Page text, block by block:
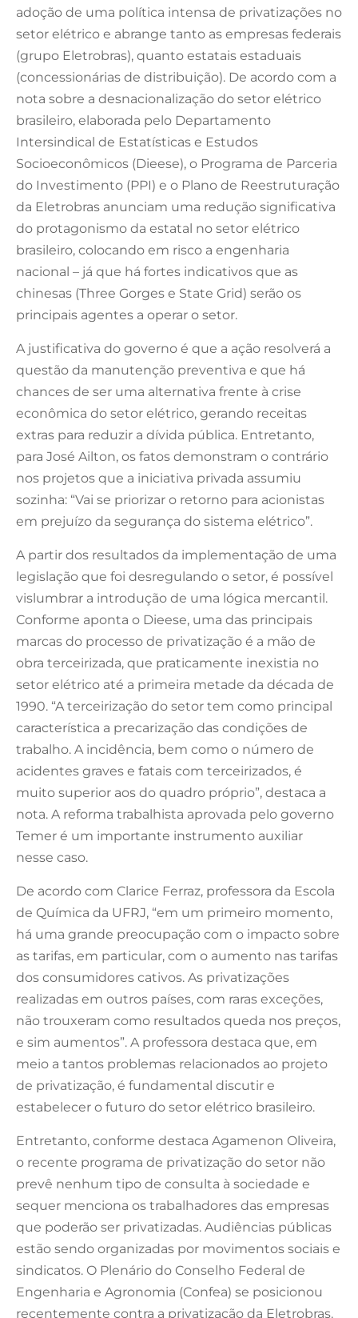
adoção de uma política intensa de privatizações no
setor elétrico e abrange tanto as empresas federais
(grupo Eletrobras), quanto estatais estaduais
(concessionárias de distribuição). De acordo com a
nota sobre a desnacionalização do setor elétrico
brasileiro, elaborada pelo Departamento
Intersindical de Estatísticas e Estudos
Socioeconômicos (Dieese), o Programa de Parceria
do Investimento (PPI) e o Plano de Reestruturação
da Eletrobras anunciam uma redução significativa
do protagonismo da estatal no setor elétrico
brasileiro, colocando em risco a engenharia
nacional – já que há fortes indicativos que as
chinesas (Three Gorges e State Grid) serão os
principais agentes a operar o setor.
A justificativa do governo é que a ação resolverá a
questão da manutenção preventiva e que há
chances de ser uma alternativa frente à crise
econômica do setor elétrico, gerando receitas
extras para reduzir a dívida pública. Entretanto,
para José Ailton, os fatos demonstram o contrário
nos projetos que a iniciativa privada assumiu
sozinha: “Vai se priorizar o retorno para acionistas
em prejuízo da segurança do sistema elétrico”.
A partir dos resultados da implementação de uma
legislação que foi desregulando o setor, é possível
vislumbrar a introdução de uma lógica mercantil.
Conforme aponta o Dieese, uma das principais
marcas do processo de privatização é a mão de
obra terceirizada, que praticamente inexistia no
setor elétrico até a primeira metade da década de
1990. “A terceirização do setor tem como principal
característica a precarização das condições de
trabalho. A incidência, bem como o número de
acidentes graves e fatais com terceirizados, é
muito superior aos do quadro próprio”, destaca a
nota. A reforma trabalhista aprovada pelo governo
Temer é um importante instrumento auxiliar
nesse caso.
De acordo com Clarice Ferraz, professora da Escola
de Química da UFRJ, “em um primeiro momento,
há uma grande preocupação com o impacto sobre
as tarifas, em particular, com o aumento nas tarifas
dos consumidores cativos. As privatizações
realizadas em outros países, com raras exceções,
não trouxeram como resultados queda nos preços,
e sim aumentos”. A professora destaca que, em
meio a tantos problemas relacionados ao projeto
de privatização, é fundamental discutir e
estabelecer o futuro do setor elétrico brasileiro.
Entretanto, conforme destaca Agamenon Oliveira,
o recente programa de privatização do setor não
prevê nenhum tipo de consulta à sociedade e
sequer menciona os trabalhadores das empresas
que poderão ser privatizadas. Audiências públicas
estão sendo organizadas por movimentos sociais e
sindicatos. O Plenário do Conselho Federal de
Engenharia e Agronomia (Confea) se posicionou
recentemente contra a privatização da Eletrobras.